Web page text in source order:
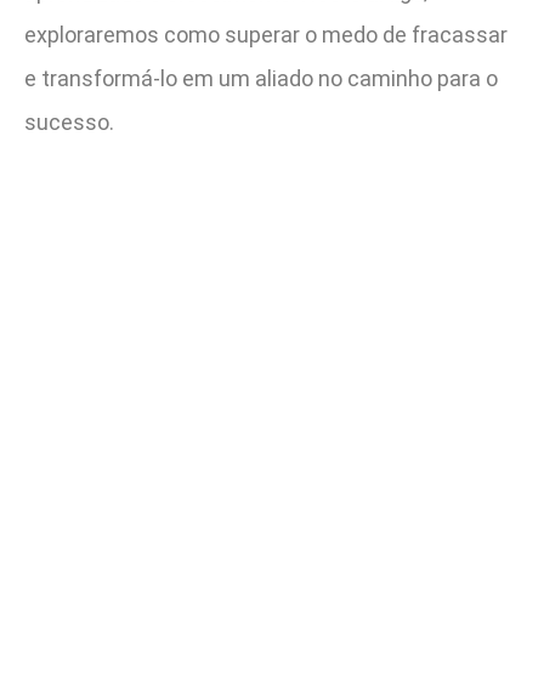
exploraremos como superar o medo de fracassar
e transformá-lo em um aliado no caminho para o
sucesso.